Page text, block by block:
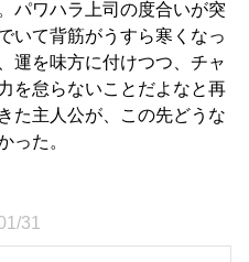
パワハラ上司の度合いが突
いて背筋がうすら寒くなっ
運を味方に付けつつ、チャ
を怠らないことだよなと再
た主人公が、この先どうな
った。
31